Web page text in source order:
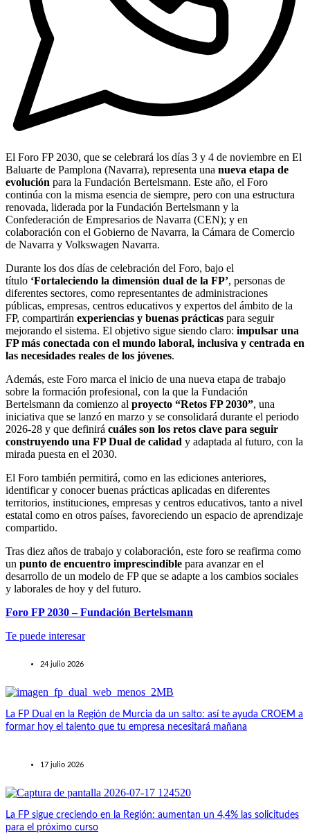
El Foro FP 2030, que se celebrará los días 3 y 4 de noviembre en El
Baluarte de Pamplona (Navarra), representa una nueva etapa de
evolución para la Fundación Bertelsmann. Este año, el Foro
continúa con la misma esencia de siempre, pero con una estructura
renovada, liderada por la Fundación Bertelsmann y la
Confederación de Empresarios de Navarra (CEN); y en
colaboración con el Gobierno de Navarra, la Cámara de Comercio
de Navarra y Volkswagen Navarra.
Durante los dos días de celebración del Foro, bajo el
título ‘Fortaleciendo la dimensión dual de la FP’, personas de
diferentes sectores, como representantes de administraciones
públicas, empresas, centros educativos y expertos del ámbito de la
FP, compartirán experiencias y buenas prácticas para seguir
mejorando el sistema. El objetivo sigue siendo claro: impulsar una
FP más conectada con el mundo laboral, inclusiva y centrada en
las necesidades reales de los jóvenes.
Además, este Foro marca el inicio de una nueva etapa de trabajo
sobre la formación profesional, con la que la Fundación
Bertelsmann da comienzo al proyecto “Retos FP 2030”, una
iniciativa que se lanzó en marzo y se consolidará durante el periodo
2026-28 y que definirá cuáles son los retos clave para seguir
construyendo una FP Dual de calidad y adaptada al futuro, con la
mirada puesta en el 2030.
El Foro también permitirá, como en las ediciones anteriores,
identificar y conocer buenas prácticas aplicadas en diferentes
territorios, instituciones, empresas y centros educativos, tanto a nivel
estatal como en otros países, favoreciendo un espacio de aprendizaje
compartido.
Tras diez años de trabajo y colaboración, este foro se reafirma como
un punto de encuentro imprescindible para avanzar en el
desarrollo de un modelo de FP que se adapte a los cambios sociales
y laborales de hoy y del futuro.
Foro FP 2030 – Fundación Bertelsmann
Te puede interesar
24 julio 2026
La FP Dual en la Región de Murcia da un salto: así te ayuda CROEM a
formar hoy el talento que tu empresa necesitará mañana
17 julio 2026
La FP sigue creciendo en la Región: aumentan un 4,4% las solicitudes
para el próximo curso